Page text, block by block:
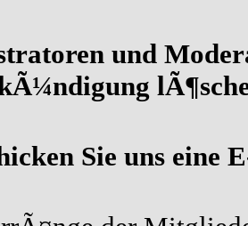
und
Sie uns eine